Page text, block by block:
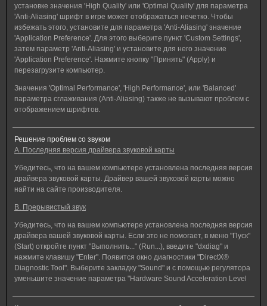
установке значения 'High Quality' или 'Optimal Quality' для параметра
'Anti-Aliasing' шрифт в игре может отображаться нечетко. Чтобы
избежать этого, установите для параметра 'Anti-Aliasing' значение
'Application Preference'. Для этого выберите пункт 'Custom Settings',
затем параметр 'Anti-Aliasing' и установите для него значение
'Application Preference'. Нажмите кнопку "Принять" (Apply) и
перезагрузите компьютер.
Значения 'Optimal Performance', 'High Performance', или 'Balanced'
параметра сглаживания (Anti-Aliasing) также не вызывают проблем с
отображением шрифтов.
Решение проблем со звуком
A. Последняя версия драйвера звуковой карты
Убедитесь, что на вашем компьютере установлена последняя версия
драйвера звуковой карты. Драйвер вашей звуковой карты можно
найти на сайте производителя.
B. Прерывистый звук
Убедитесь, что на вашем компьютере установлена последняя версия
драйвера вашей звуковой карты. Если это не помогает, в меню "Пуск"
(Start) откройте пункт "Выполнить..." (Run...), введите "dxdiag" и
нажмите клавишу "Enter". Появится окно диагностики "DirectX®
Diagnostic Tool". Выберите закладку "Sound" и с помощью регулятора
уменьшите значение параметра "Hardware Sound Acceleration Level